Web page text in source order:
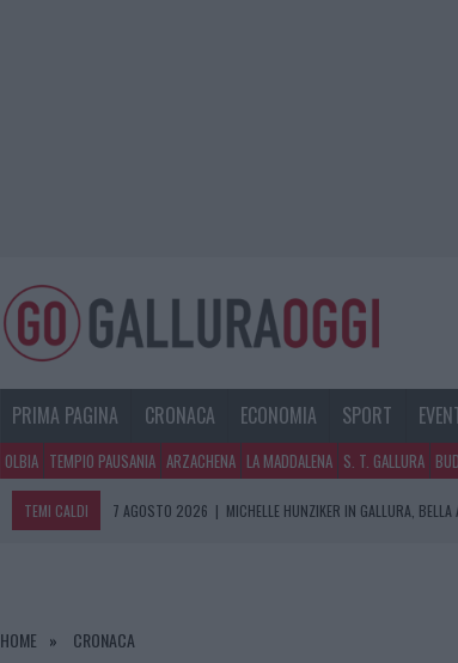
PRIMA PAGINA CRONACA ECONOMIA SPORT
OLBIA TEMPIO PAUSANIA ARZACHENA LA MADDALENA S. T. GALLURA
TEMI CALDI 7 AGOSTO 2026 | MICHELLE HUNZIKER IN GALLURA,
7 AGOSTO 2026
|
HOME CRONACA